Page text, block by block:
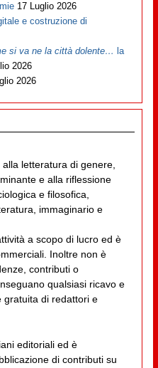
17 Luglio 2026
e costruzione di
si va ne la città dolente… la
2026
2026
letteratura di genere,
e alla riflessione
e filosofica,
immaginario e
a scopo di lucro ed è
Inoltre non è
contributi o
qualsiasi ricavo e
gratuita di redattori e
editoriali ed è
di contributi su